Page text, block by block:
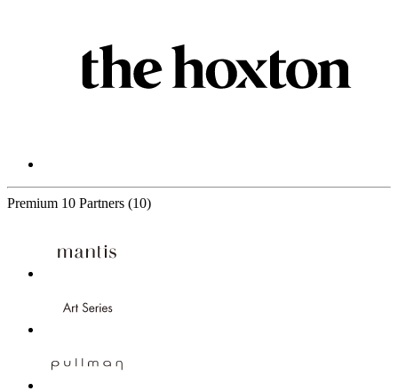
Premium 10 Partners (10)